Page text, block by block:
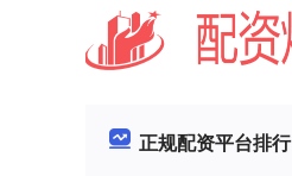
正规配资平台排行